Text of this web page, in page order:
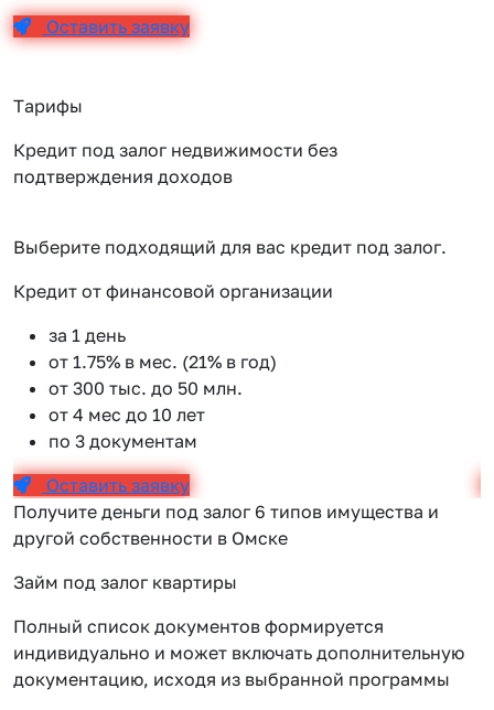
Оставить заявку
Тарифы
Кредит под залог недвижимости без
подтверждения доходов
Выберите подходящий для вас кредит под залог.
Кредит от финансовой организации
за 1 день
от 1.75% в мес. (21% в год)
от 300 тыс. до 50 млн.
от 4 мес до 10 лет
по 3 документам
Оставить заявку
Получите деньги под залог 6 типов имущества и
другой собственности в Омске
Займ под залог квартиры
Полный список документов формируется
индивидуально и может включать дополнительную
документацию, исходя из выбранной программы